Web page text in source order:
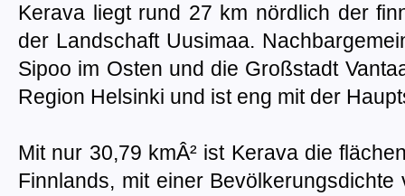
Kerava liegt rund 27 km nördlich der
der Landschaft Uusimaa.
Sipoo im Osten und die Großstadt
Region Helsinki und ist eng mit der
Mit nur 30,79 kmÂ² ist Kerava die
Finnlands, mit einer